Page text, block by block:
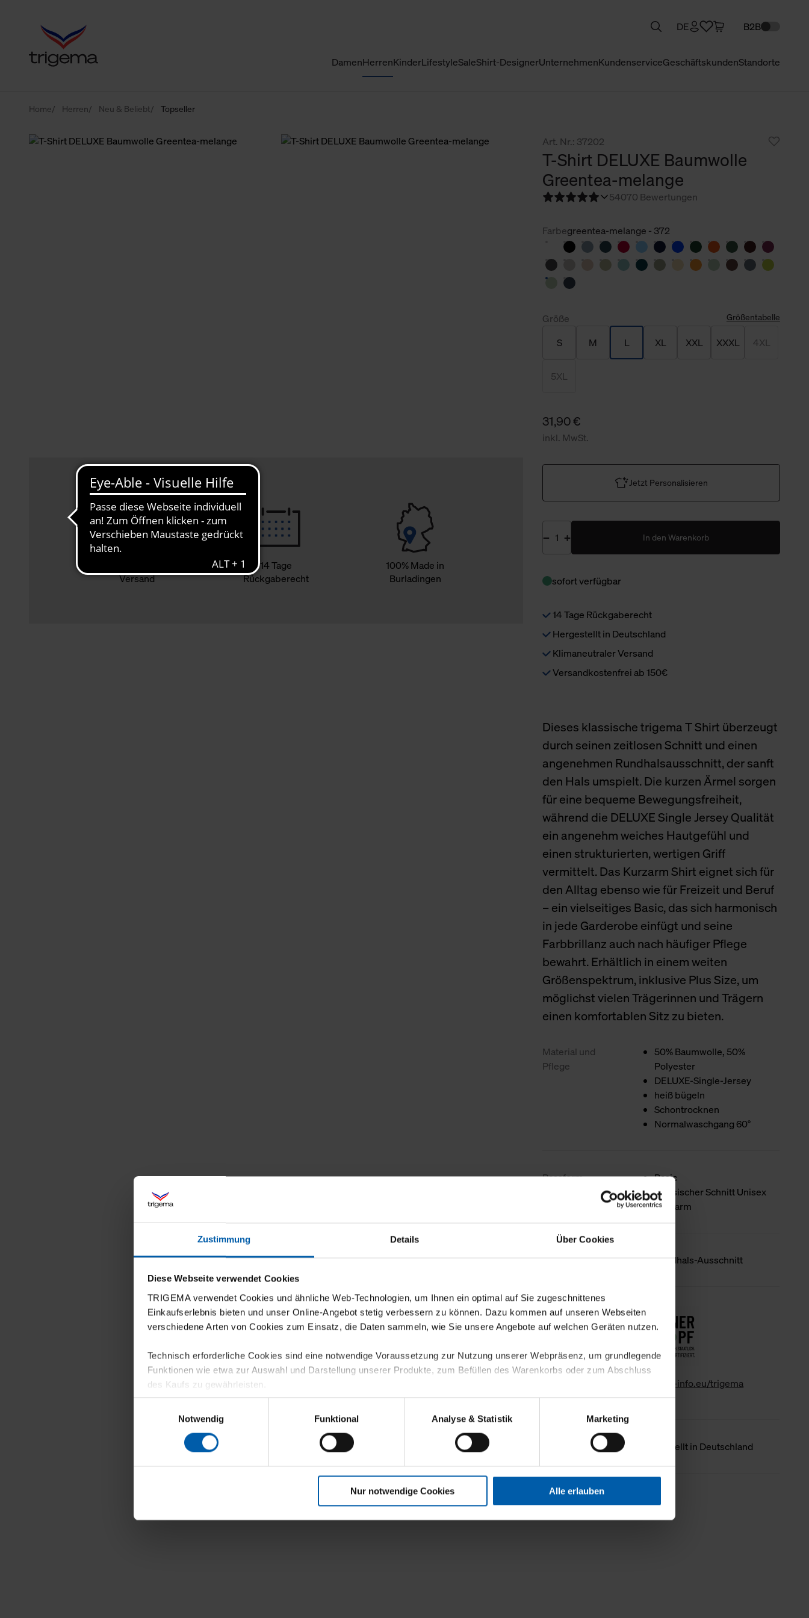
Zustimmung Details Über Cookies
Diese Webseite verwendet Cookies
TRIGEMA verwendet Cookies und ähnliche Web-Technologien, um Ihnen ein optimal auf Sie zugeschnittenes
Einkaufserlebnis bieten und unser Online-Angebot stetig verbessern zu können. Dazu kommen auf unseren Webseiten
verschiedene Arten von Cookies zum Einsatz, die Daten sammeln, wie Sie unsere Angebote auf welchen Geräten nutzen.
Technisch erforderliche Cookies sind eine notwendige Voraussetzung zur Nutzung unserer Webpräsenz, um grundlegende
Funktionen wie etwa zur Auswahl und Darstellung unserer Produkte, zum Befüllen des Warenkorbs oder zum Abschluss
des Kaufs zu gewährleisten.
Für die Darstellung personalisierter Angebote, Anzeigen und Inhalte aufgrund Ihres Nutzerverhaltens und Ihres Profils
sowie für Marketing-, Statistik- und Tracking-Zwecke zur Analyse und Optimierung unserer Webpräsenz speichern wir
personenbezogene Informationen. Diese übermitteln wir in anonymisierter Form an Dritte wie etwa unsere
Klicken Sie auf "Alle erlauben", damit wir alle Cookies und Web-Technologien für Ihr personalisiertes Einkaufserlebnis
verwenden dürfen. Über die jeweiligen Schaltflächen können Sie die Arten der Cookies selbst festlegen, die Sie erlauben
Notwendig
Funktional Analyse & Statistik Marketing
Nur notwendige Cookies Alle erlauben
DamenHerrenKinderLifestyleSaleShirt-DesignerUnternehmenKundenserviceGeschäftskundenStandorte
DE B2B
Home Herren Neu & Beliebt Topseller
Versand
14 Tage
Rückgaberecht
100% Made in
Burladingen
Art. Nr.: 37202
T-Shirt DELUXE Baumwolle
Greentea-melange
54070 Bewertungen
Farbegreentea-melange - 372
Größe Größentabelle
S M L XL XXL XXXL 4XL
5XL
31,90 €
inkl. MwSt.
Jetzt Personalisieren
In den Warenkorb
sofort verfügbar
14 Tage Rückgaberecht
Hergestellt in Deutschland
Klimaneutraler Versand
Versandkostenfrei ab 150€
Dieses klassische trigema T Shirt überzeugt
durch seinen zeitlosen Schnitt und einen
angenehmen Rundhalsausschnitt, der sanft
den Hals umspielt. Die kurzen Ärmel sorgen
für eine bequeme Bewegungsfreiheit,
während die DELUXE Single Jersey Qualität
ein angenehm weiches Hautgefühl und
einen strukturierten, wertigen Griff
vermittelt. Das Kurzarm Shirt eignet sich für
den Alltag ebenso wie für Freizeit und Beruf
– ein vielseitiges Basic, das sich harmonisch
in jede Garderobe einfügt und seine
Farbbrillanz auch nach häufiger Pflege
bewahrt. Erhältlich in einem weiten
Größenspektrum, inklusive Plus Size, um
möglichst vielen Trägerinnen und Trägern
einen komfortablen Sitz zu bieten.
Material und
Pflege
50% Baumwolle, 50%
Polyester
DELUXE-Single-Jersey
heiß bügeln
Schontrocknen
Normalwaschgang 60°
Passform
Basic
Klassischer Schnitt Unisex
Halbarm
Produktdetails Rundhals-Ausschnitt
Nachhaltigkeit
www.gk-info.eu/trigema
Ursprungsland Hergestellt in Deutschland